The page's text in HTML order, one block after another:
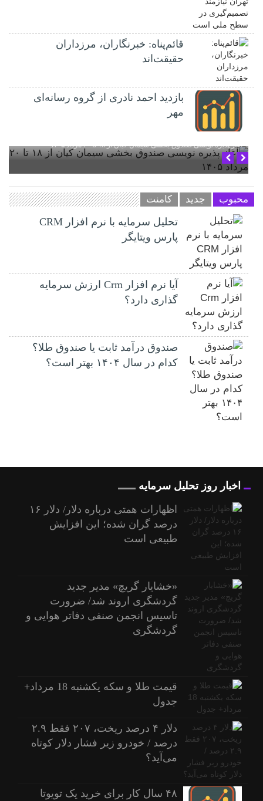
قائم‌پناه: ‏خبرنگاران، مرزداران
حقیقت‌اند
بازدید احمد نادری از گروه رسانه‌ای
مهر
آغاز پذیره نویسی صندوق بخشی سیمان کیان از ۱۸ تا ۲۰ مرداد ۱۴۰۵
محبوب جدید کامنت
تحلیل سرمایه با نرم افزار CRM
پارس ویتایگر
آیا نرم افزار Crm ارزش سرمایه
گذاری دارد؟
صندوق درآمد ثابت یا صندوق طلا؟
کدام در سال ۱۴۰۴ بهتر است؟
اخبار روز تحلیل سرمایه
اظهارات همتی درباره دلار/ دلار ۱۶
درصد گران شده؛ این افزایش
طبیعی است
«خشایار گریچ» مدیر جدید
گردشگری اروند شد/ ضرورت
تاسیس انجمن صنفی دفاتر هوایی و
گردشگری
قیمت طلا و سکه یکشنبه 18 مرداد+
جدول
دلار ۴ درصد ریخت، ۲۰۷ فقط ۲.۹
درصد / خودرو زیر فشار دلار کوتاه
می‌آید؟
۴۸ سال کار برای خرید یک تویوتا